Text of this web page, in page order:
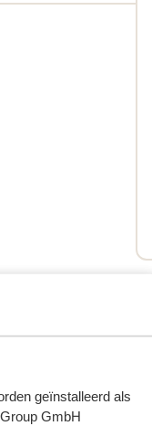
geïnstalleerd als
GmbH